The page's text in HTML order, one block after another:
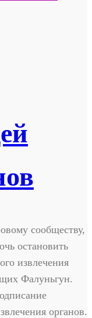
сообществу,
остановить
извлечения
Фалуньгун.
органов.